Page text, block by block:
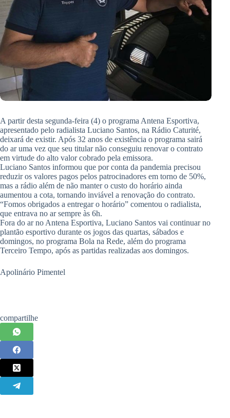
A partir desta segunda-feira (4) o programa Antena Esportiva,
apresentado pelo radialista Luciano Santos, na Rádio Caturité,
deixará de existir. Após 32 anos de existência o programa sairá
do ar uma vez que seu titular não conseguiu renovar o contrato
em virtude do alto valor cobrado pela emissora.
Luciano Santos informou que por conta da pandemia precisou
reduzir os valores pagos pelos patrocinadores em torno de 50%,
mas a rádio além de não manter o custo do horário ainda
aumentou a cota, tornando inviável a renovação do contrato.
“Fomos obrigados a entregar o horário” comentou o radialista,
que entrava no ar sempre às 6h.
Fora do ar no Antena Esportiva, Luciano Santos vai continuar no
plantão esportivo durante os jogos das quartas, sábados e
domingos, no programa Bola na Rede, além do programa
Terceiro Tempo, após as partidas realizadas aos domingos.
Apolinário Pimentel
compartilhe